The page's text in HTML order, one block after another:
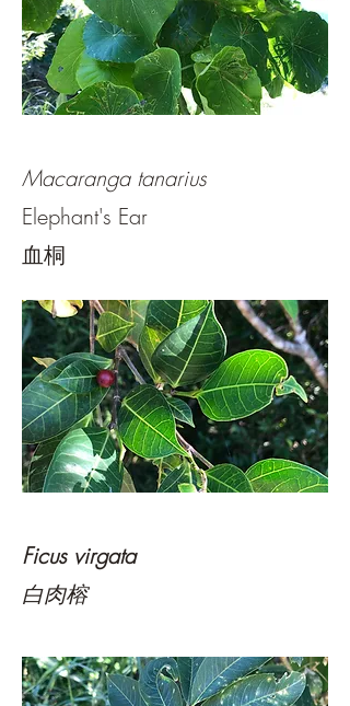
Macaranga tanarius
Elephant's Ear
血桐
Ficus virgata
白肉榕